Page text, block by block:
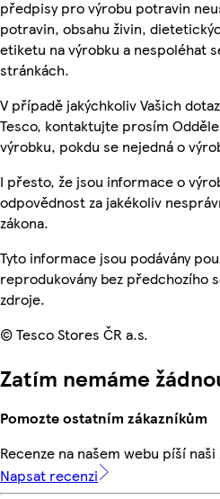
předpisy pro výrobu potravin
potravin, obsahu živin,
etiketu na výrobku a nespoléhat
stránkách.
V případě jakýchkoliv Vašich
Tesco, kontaktujte prosím
výrobku, pokdu se nejedná o
I přesto, že jsou informace o
odpovědnost za jakékoliv
zákona.
Tyto informace jsou podávány
reprodukovány bez předchozího
zdroje.
© Tesco Stores ČR a.s.
Zatím nemáme
Pomozte ostatním zákazníkům
Recenze na našem webu píší
Napsat recenzi